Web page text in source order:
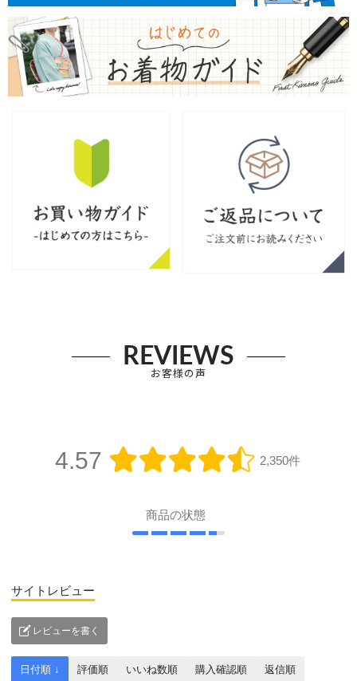
REVIEWS
お客様の声
4.57 2,350件
商品の状態
サイトレビュー
レビューを書く
日付順 ↓ 評価順 いいね数順 購入確認順 返信順